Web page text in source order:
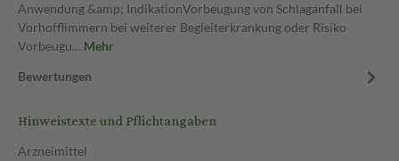
Anwendung &amp; IndikationVorbeugung von Schlaganfall bei
Vorhofflimmern bei weiterer Begleiterkrankung oder Risiko
Vorbeugu… Mehr
Bewertungen
Hinweistexte und Pflichtangaben
Arzneimittel